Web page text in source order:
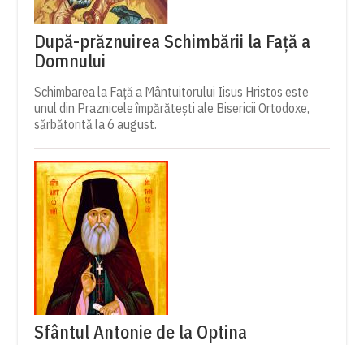
După-prăznuirea Schimbării la Față a
Domnului
Schimbarea la Față a Mântuitorului Iisus Hristos este
unul din Praznicele împărătești ale Bisericii Ortodoxe,
sărbătorită la 6 august.
Sfântul Antonie de la Optina